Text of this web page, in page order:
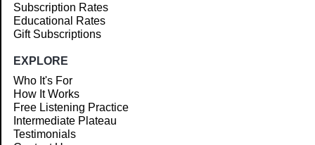
Subscription Rates
Educational Rates
Gift Subscriptions
EXPLORE
Who It's For
How It Works
Free Listening Practice
Intermediate Plateau
Testimonials